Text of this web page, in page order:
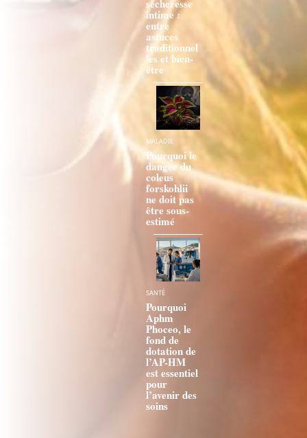
sécheresse
intime :
entre
astuces
traditionnel
les et bien-
être
MALADIE
Pourquoi le
danger du
coleus
forskohlii
ne doit pas
être sous-
estimé
SANTÉ
Pourquoi
Aphm
Phoceo, le
fond de
dotation de
l’AP-HM
est essentiel
pour
l’avenir des
soins